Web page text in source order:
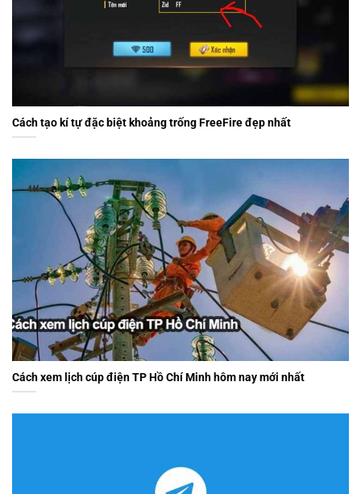
Cách tạo kí tự đặc biệt khoảng trống FreeFire đẹp nhất
Cách xem lịch cúp điện TP Hồ Chí Minh hôm nay mới nhất